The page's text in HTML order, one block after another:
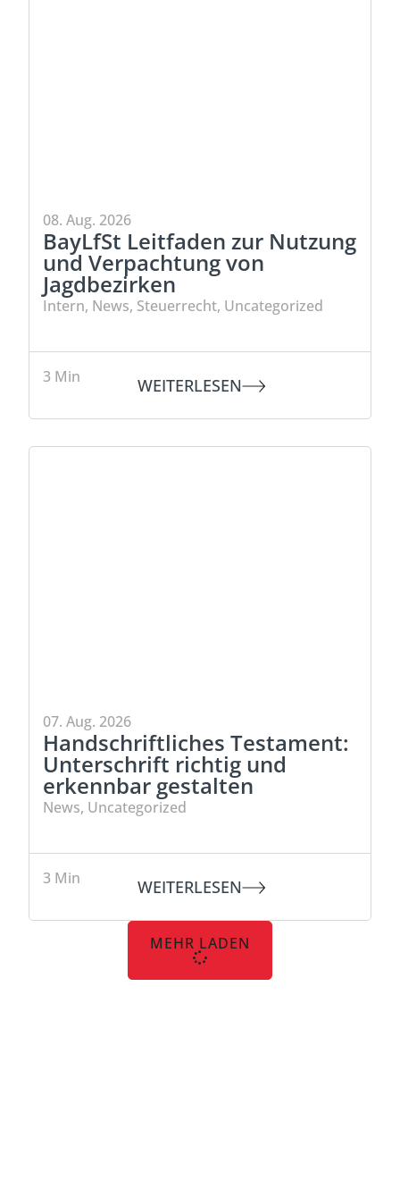
08. Aug. 2026
BayLfSt Leitfaden zur Nutzung
und Verpachtung von
Jagdbezirken
Intern, News, Steuerrecht, Uncategorized
3 Min WEITERLESEN
07. Aug. 2026
Handschriftliches Testament:
Unterschrift richtig und
erkennbar gestalten
News, Uncategorized
3 Min WEITERLESEN
MEHR LADEN